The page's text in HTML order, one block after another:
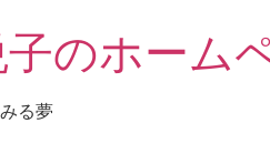
のホーム
る夢